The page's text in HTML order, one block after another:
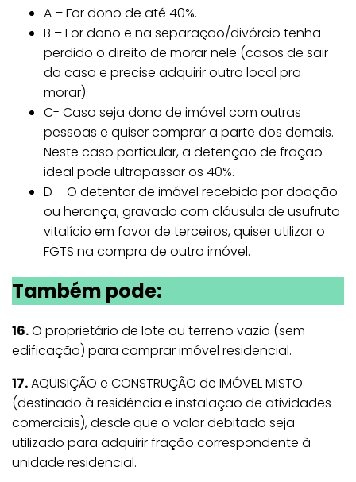
A – For dono de até 40%.
B – For dono e na separação/divórcio tenha
perdido o direito de morar nele (casos de sair
da casa e precise adquirir outro local pra
morar).
C- Caso seja dono de imóvel com outras
pessoas e quiser comprar a parte dos demais.
Neste caso particular, a detenção de fração
ideal pode ultrapassar os 40%.
D – O detentor de imóvel recebido por doação
ou herança, gravado com cláusula de usufruto
vitalício em favor de terceiros, quiser utilizar o
FGTS na compra de outro imóvel.
Também pode:
16.O proprietário de lote ou terreno vazio (sem
edificação) para comprar imóvel residencial.
17.AQUISIÇÃO e CONSTRUÇÃO de IMÓVEL MISTO
(destinado à residência e instalação de atividades
comerciais), desde que o valor debitado seja
utilizado para adquirir fração correspondente à
unidade residencial.